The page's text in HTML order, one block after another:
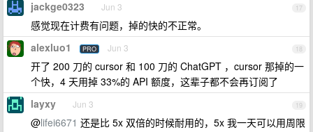
17
jackge0323 Jun 3
感觉现在计费有问题，掉的快的不正常。
18
alexluo1 PRO Jun 3
开了 200 刀的 cursor 和 100 刀的 ChatGPT ，cursor 那掉的一
个快，4 天用掉 33%的 API 额度，这辈子都不会再订阅了
19
layxy Jun 3
@lifei6671 还是比 5x 双倍的时候耐用的，5x 我一天可以用周限